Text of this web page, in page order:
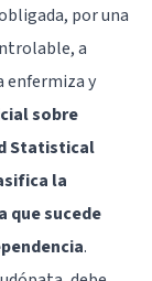
por una
a
enfermiza y
sobre
Statistical
la
que sucede
.